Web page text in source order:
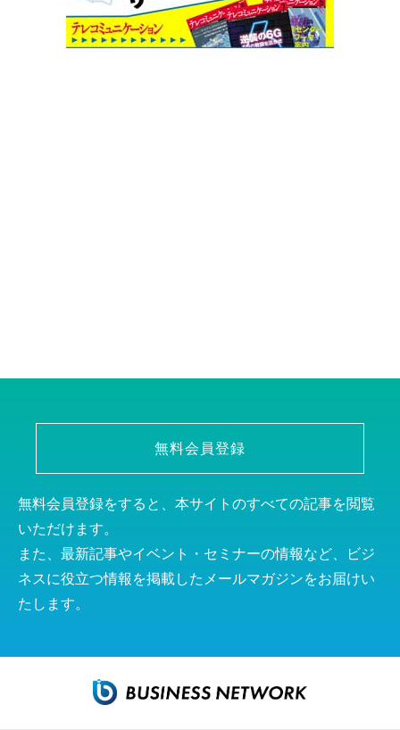
無料会員登録
無料会員登録をすると、本サイトのすべての記事を閲覧
いただけます。
また、最新記事やイベント・セミナーの情報など、ビジ
ネスに役立つ情報を掲載したメールマガジンをお届けい
たします。